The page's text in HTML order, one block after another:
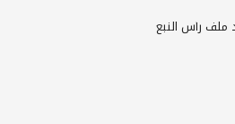
ملف رأس النبع